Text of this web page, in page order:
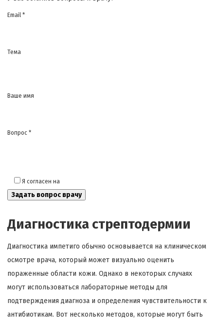
Email *
Тема
Ваше имя
Вопрос *
Я согласен на
Диагностика стрептодермии
Диагностика импетиго обычно основывается на клиническом
осмотре врача, который может визуально оценить
пораженные области кожи. Однако в некоторых случаях
могут использоваться лабораторные методы для
подтверждения диагноза и определения чувствительности к
антибиотикам. Вот несколько методов, которые могут быть